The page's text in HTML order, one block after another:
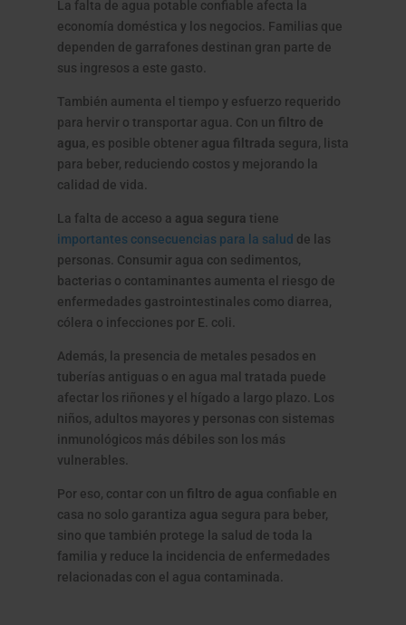
La falta de agua potable confiable afecta la
economía doméstica y los negocios. Familias que
dependen de garrafones destinan gran parte de
sus ingresos a este gasto.
También aumenta el tiempo y esfuerzo requerido
para hervir o transportar agua. Con un filtro de
agua, es posible obtener agua filtrada segura, lista
para beber, reduciendo costos y mejorando la
calidad de vida.
La falta de acceso a agua segura tiene
importantes consecuencias para la salud de las
personas. Consumir agua con sedimentos,
bacterias o contaminantes aumenta el riesgo de
enfermedades gastrointestinales como diarrea,
cólera o infecciones por E. coli.
Además, la presencia de metales pesados en
tuberías antiguas o en agua mal tratada puede
afectar los riñones y el hígado a largo plazo. Los
niños, adultos mayores y personas con sistemas
inmunológicos más débiles son los más
vulnerables.
Por eso, contar con un filtro de agua confiable en
casa no solo garantiza agua segura para beber,
sino que también protege la salud de toda la
familia y reduce la incidencia de enfermedades
relacionadas con el agua contaminada.